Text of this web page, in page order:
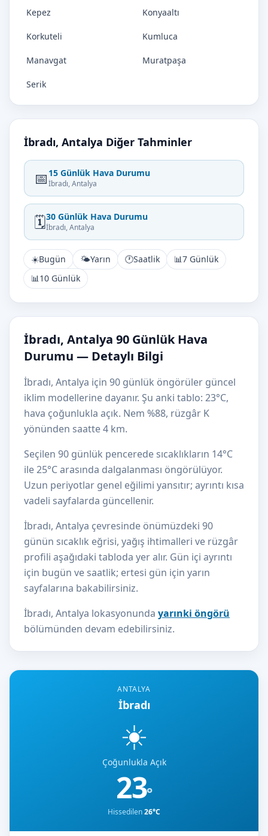
ANTALYA
İbradı
☀️
Çoğunlukla Açık
23°
Hissedilen26°C
Kepez Konyaaltı
Korkuteli Kumluca
Manavgat Muratpaşa
Serik
İbradı, Antalya Diğer Tahminler
📅 15 Günlük Hava Durumu
İbradı, Antalya
🗓️30 Günlük Hava Durumu
İbradı, Antalya
☀️Bugün 🌤️Yarın 🕐Saatlik 📊7 Günlük
📊10 Günlük
İbradı, Antalya 90 Günlük Hava
Durumu — Detaylı Bilgi
İbradı, Antalya için 90 günlük öngörüler güncel
iklim modellerine dayanır. Şu anki tablo: 23°C,
hava çoğunlukla açık. Nem %88, rüzgâr K
yönünden saatte 4 km.
Seçilen 90 günlük pencerede sıcaklıkların 14°C
ile 25°C arasında dalgalanması öngörülüyor.
Uzun periyotlar genel eğilimi yansıtır; ayrıntı kısa
vadeli sayfalarda güncellenir.
İbradı, Antalya çevresinde önümüzdeki 90
günün sıcaklık eğrisi, yağış ihtimalleri ve rüzgâr
profili aşağıdaki tabloda yer alır. Gün içi ayrıntı
için bugün ve saatlik; ertesi gün için yarın
sayfalarına bakabilirsiniz.
İbradı, Antalya lokasyonunda yarınki öngörü
bölümünden devam edebilirsiniz.